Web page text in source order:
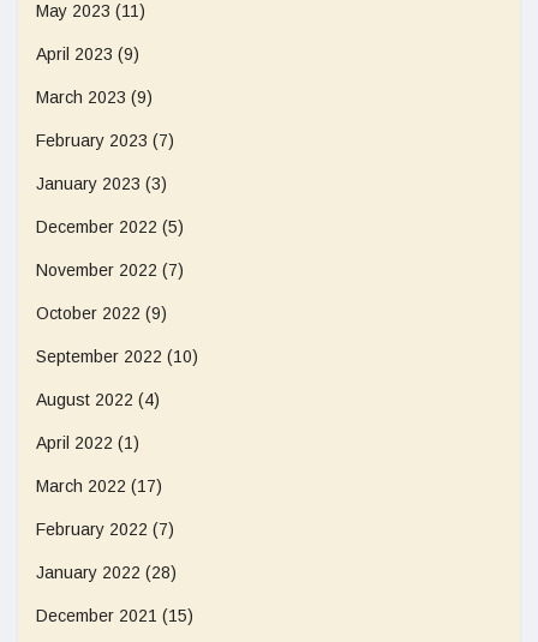
May 2023 (11)
April 2023 (9)
March 2023 (9)
February 2023 (7)
January 2023 (3)
December 2022 (5)
November 2022 (7)
October 2022 (9)
September 2022 (10)
August 2022 (4)
April 2022 (1)
March 2022 (17)
February 2022 (7)
January 2022 (28)
December 2021 (15)